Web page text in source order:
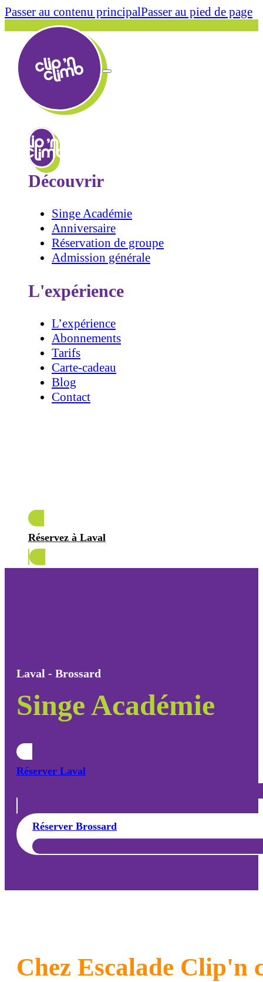
Passer au contenu principalPasser au pied de page
Découvrir
Singe Académie
Anniversaire
Réservation de groupe
Admission générale
L'expérience
L’expérience
Abonnements
Tarifs
Carte-cadeau
Blog
Contact
Réservez à Laval
Laval - Brossard
Singe Académie
Réserver Laval
Réserver Brossard
Chez Escalade Clip'n